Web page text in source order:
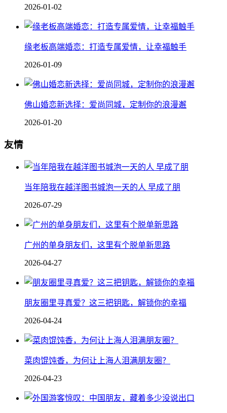
2026-01-02
缘老板高端婚恋：打造专属爱情，让幸福触手
2026-01-09
佛山婚恋新选择：爱尚同城，定制你的浪漫邂
2026-01-20
友情
当年陪我在越洋图书城泡一天的人 早成了朋
2026-07-29
广州的单身朋友们，这里有个脱单新思路
2026-04-27
朋友圈里寻真爱？这三把钥匙，解锁你的幸福
2026-04-24
菜肉馄饨香，为何让上海人泪满朋友圈？
2026-04-23